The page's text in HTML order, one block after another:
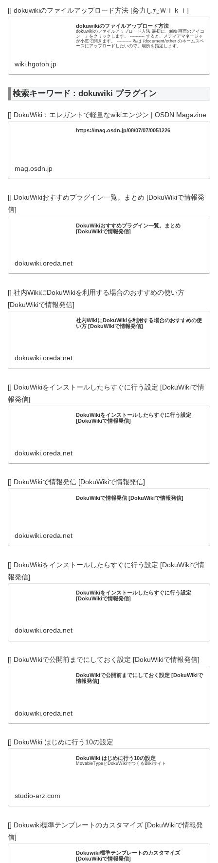
[] dokuwikiのファイルアップロード方法 [努力したＷｉｋｉ]
dokuwikiのファイルアップロード方法
dokuwikiのファイルアップロード方法 最初に、編集画面のアイコ
ン「」をクリックします。 ---------- すると、メディアマネージャ
が小窓で開きます。 ---------- 私は /document/other のネームスペ
ースにアップロードしたいので、場所を指定します。
wiki.hgotoh.jp
検索キーワード : dokuwiki プラグイン
[] DokuWiki：エレガントで軽量なwikiエンジン | OSDN Magazine
https://mag.osdn.jp/08/07/07/0051226
mag.osdn.jp
[] DokuWikiおすすめプラグイン一覧。まとめ [DokuWikiで情報発
信]
DokuWikiおすすめプラグイン一覧。まとめ
[DokuWikiで情報発信]
dokuwiki.oreda.net
[] 社内WikiにDokuWikiを利用する場合のおすすめの使い方
[DokuWikiで情報発信]
社内WikiにDokuWikiを利用する場合のおすすめの使
い方 [DokuWikiで情報発信]
dokuwiki.oreda.net
[] DokuWikiをインストールしたらすぐに行う設定 [DokuWikiで情
報発信]
DokuWikiをインストールしたらすぐに行う設定
[DokuWikiで情報発信]
dokuwiki.oreda.net
[] DokuWikiで情報発信 [DokuWikiで情報発信]
DokuWikiで情報発信 [DokuWikiで情報発信]
dokuwiki.oreda.net
[] DokuWikiをインストールしたらすぐに行う設定 [DokuWikiで情
報発信]
DokuWikiをインストールしたらすぐに行う設定
[DokuWikiで情報発信]
dokuwiki.oreda.net
[] DokuWikiで公開前までにしておく設定 [DokuWikiで情報発信]
DokuWikiで公開前までにしておく設定 [DokuWikiで
情報発信]
dokuwiki.oreda.net
[] DokuWiki はじめに行う10の設定
DokuWiki はじめに行う10の設定
MovableTypeとDokuWikiでつくるBlikiサイト
studio-arz.com
[] Dokuwiki標準テンプレートのカスタマイズ [DokuWikiで情報発
信]
Dokuwiki標準テンプレートのカスタマイズ
[DokuWikiで情報発信]